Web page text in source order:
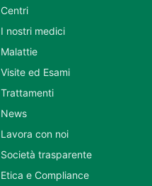
Centri
I nostri medici
Malattie
Visite ed Esami
Trattamenti
News
Lavora con noi
Società trasparente
Etica e Compliance